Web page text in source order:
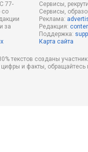
77-
со
за
Сервисы,
Сервисы,
Реклама:
Редакция:
Поддержка:
Карта сайта
текстов созданы
цифры и факты,